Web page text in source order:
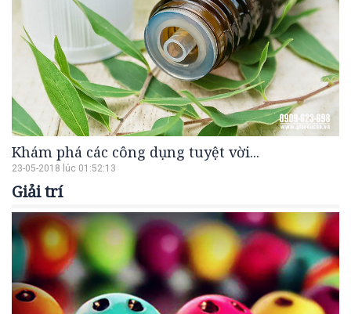
Khám phá các công dụng tuyệt vời...
23-05-2018 lúc 01:52:13
Giải trí